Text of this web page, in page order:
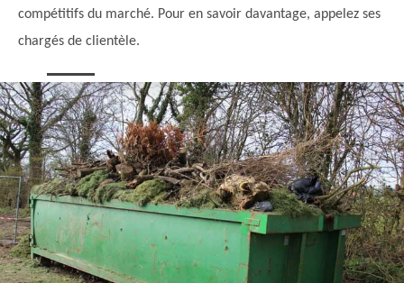
compétitifs du marché. Pour en savoir davantage, appelez ses
chargés de clientèle.